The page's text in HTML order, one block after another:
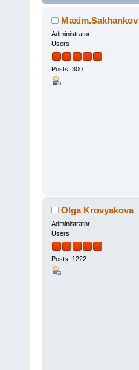
Maxim.Sakhankov
Administrator
Users
Posts: 300
Olga Krovyakova
Administrator
Users
Posts: 1222